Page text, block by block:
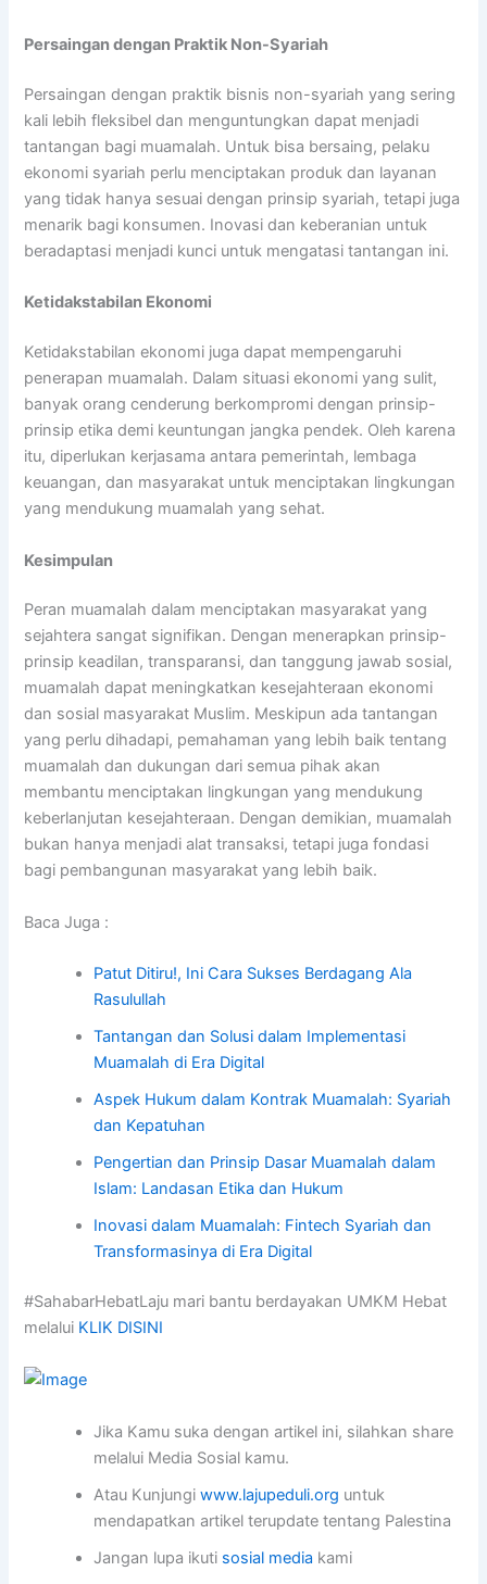
Persaingan dengan Praktik Non-Syariah
Persaingan dengan praktik bisnis non-syariah yang sering
kali lebih fleksibel dan menguntungkan dapat menjadi
tantangan bagi muamalah. Untuk bisa bersaing, pelaku
ekonomi syariah perlu menciptakan produk dan layanan
yang tidak hanya sesuai dengan prinsip syariah, tetapi juga
menarik bagi konsumen. Inovasi dan keberanian untuk
beradaptasi menjadi kunci untuk mengatasi tantangan ini.
Ketidakstabilan Ekonomi
Ketidakstabilan ekonomi juga dapat mempengaruhi
penerapan muamalah. Dalam situasi ekonomi yang sulit,
banyak orang cenderung berkompromi dengan prinsip-
prinsip etika demi keuntungan jangka pendek. Oleh karena
itu, diperlukan kerjasama antara pemerintah, lembaga
keuangan, dan masyarakat untuk menciptakan lingkungan
yang mendukung muamalah yang sehat.
Kesimpulan
Peran muamalah dalam menciptakan masyarakat yang
sejahtera sangat signifikan. Dengan menerapkan prinsip-
prinsip keadilan, transparansi, dan tanggung jawab sosial,
muamalah dapat meningkatkan kesejahteraan ekonomi
dan sosial masyarakat Muslim. Meskipun ada tantangan
yang perlu dihadapi, pemahaman yang lebih baik tentang
muamalah dan dukungan dari semua pihak akan
membantu menciptakan lingkungan yang mendukung
keberlanjutan kesejahteraan. Dengan demikian, muamalah
bukan hanya menjadi alat transaksi, tetapi juga fondasi
bagi pembangunan masyarakat yang lebih baik.
Baca Juga :
Patut Ditiru!, Ini Cara Sukses Berdagang Ala
Rasulullah
Tantangan dan Solusi dalam Implementasi
Muamalah di Era Digital
Aspek Hukum dalam Kontrak Muamalah: Syariah
dan Kepatuhan
Pengertian dan Prinsip Dasar Muamalah dalam
Islam: Landasan Etika dan Hukum
Inovasi dalam Muamalah: Fintech Syariah dan
Transformasinya di Era Digital
#SahabarHebatLaju mari bantu berdayakan UMKM Hebat
melalui KLIK DISINI
Jika Kamu suka dengan artikel ini, silahkan share
melalui Media Sosial kamu.
Atau Kunjungiwww.lajupeduli.org untuk
mendapatkan artikel terupdate tentang Palestina
Jangan lupa ikuti sosial media kami